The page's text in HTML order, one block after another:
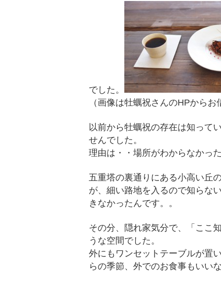
でした。
（画像は牡蠣祝さんのHPから
以前から牡蠣祝の存在は知って
せんでした。
理由は・・場所がわからなかっ
五重塔の裏通りにある小高い丘
が、細い路地を入るので知らな
きなかったんです。。
その分、隠れ家気分で、「ここ
うな空間でした。
外にもワンセットテーブルが置
らの季節、外でのお食事もいい